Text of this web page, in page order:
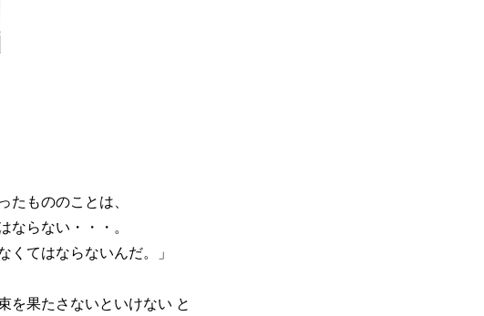
たもののことは、
らない・・・。
くてはならないんだ。」
を果たさないといけない と